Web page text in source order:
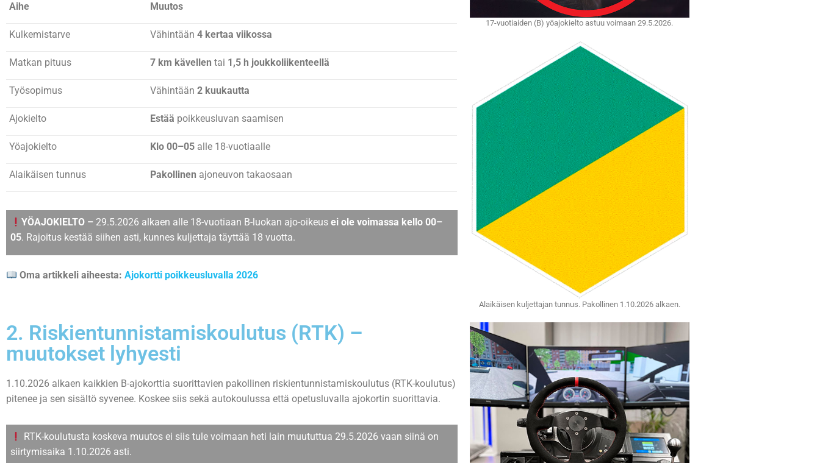
Aihe Muutos
Kulkemistarve Vähintään 4 kertaa viikossa
Matkan pituus 7 km kävellen tai 1,5 h joukkoliikenteellä
Työsopimus Vähintään 2 kuukautta
Ajokielto Estää poikkeusluvan saamisen
Yöajokielto Klo 00–05 alle 18-vuotiaalle
Alaikäisen tunnus Pakollinen ajoneuvon takaosaan
YÖAJOKIELTO – 29.5.2026 alkaen alle 18-vuotiaan B-luokan ajo-oikeusei ole voimassa kello 00–
05. Rajoitus kestää siihen asti, kunnes kuljettaja täyttää 18 vuotta.
Oma artikkeli aiheesta:Ajokortti poikkeusluvalla 2026
17-vuotiaiden (B) yöajokielto astuu voimaan 29.5.2026.
Alaikäisen kuljettajan tunnus. Pakollinen 1.10.2026 alkaen.
2. Riskientunnistamiskoulutus (RTK) –
muutokset lyhyesti
1.10.2026 alkaen kaikkien B-ajokorttia suorittavien pakollinen riskientunnistamiskoulutus (RTK-koulutus)
pitenee ja sen sisältö syvenee. Koskee siis sekä autokoulussa että opetusluvalla ajokortin suorittavia.
RTK-koulutusta koskeva muutos ei siis tule voimaan heti lain muututtua 29.5.2026 vaan siinä on
siirtymisaika 1.10.2026 asti.